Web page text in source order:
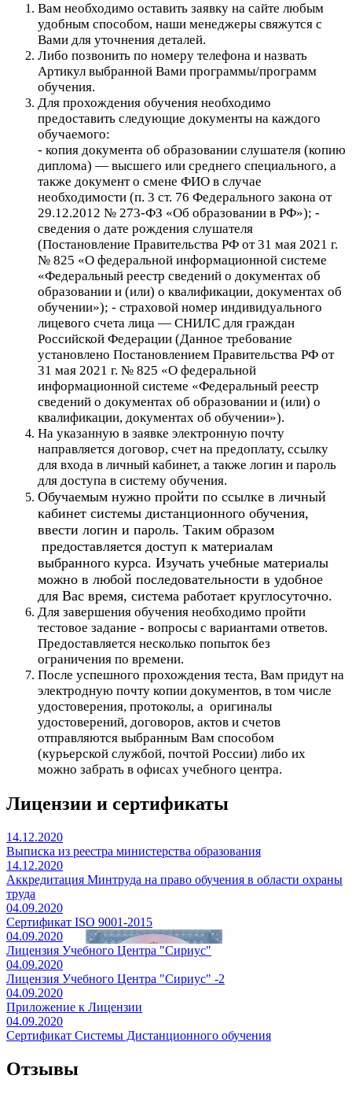
Вам необходимо оставить заявку на сайте любым
удобным способом, наши менеджеры свяжутся с
Вами для уточнения деталей.
Либо позвонить по номеру телефона и назвать
Артикул выбранной Вами программы/программ
обучения.
Для прохождения обучения необходимо
предоставить следующие документы на каждого
обучаемого:
- копия документа об образовании слушателя (копию
диплома) — высшего или среднего специального, а
также документ о смене ФИО в случае
необходимости (п. 3 ст. 76 Федерального закона от
29.12.2012 № 273-ФЗ «Об образовании в РФ»); -
сведения о дате рождения слушателя
(Постановление Правительства РФ от 31 мая 2021 г.
№ 825 «О федеральной информационной системе
«Федеральный реестр сведений о документах об
образовании и (или) о квалификации, документах об
обучении»); - страховой номер индивидуального
лицевого счета лица — СНИЛС для граждан
Российской Федерации (Данное требование
установлено Постановлением Правительства РФ от
31 мая 2021 г. № 825 «О федеральной
информационной системе «Федеральный реестр
сведений о документах об образовании и (или) о
квалификации, документах об обучении»).
На указанную в заявке электронную почту
направляется договор, счет на предоплату, ссылку
для входа в личный кабинет, а также логин и пароль
для доступа в систему обучения.
Обучаемым нужно пройти по ссылке в личный
кабинет системы дистанционного обучения,
ввести логин и пароль. Таким образом
предоставляется доступ к материалам
выбранного курса. Изучать учебные материалы
можно в любой последовательности в удобное
для Вас время, система работает круглосуточно.
Для завершения обучения необходимо пройти
тестовое задание - вопросы с вариантами ответов.
Предоставляется несколько попыток без
ограничения по времени.
После успешного прохождения теста, Вам придут на
электродную почту копии документов, в том числе
удостоверения, протоколы, а оригиналы
удостоверений, договоров, актов и счетов
отправляются выбранным Вам способом
(курьерской службой, почтой России) либо их
можно забрать в офисах учебного центра.
Лицензии и сертификаты
14.12.2020
Выписка из реестра министерства образования
14.12.2020
Аккредитация Минтруда на право обучения в области охраны
труда
04.09.2020
Сертификат ISO 9001-2015
04.09.2020
Лицензия Учебного Центра "Сириус"
04.09.2020
Лицензия Учебного Центра "Сириус" -2
04.09.2020
Приложение к Лицензии
04.09.2020
Сертификат Системы Дистанционного обучения
Отзывы